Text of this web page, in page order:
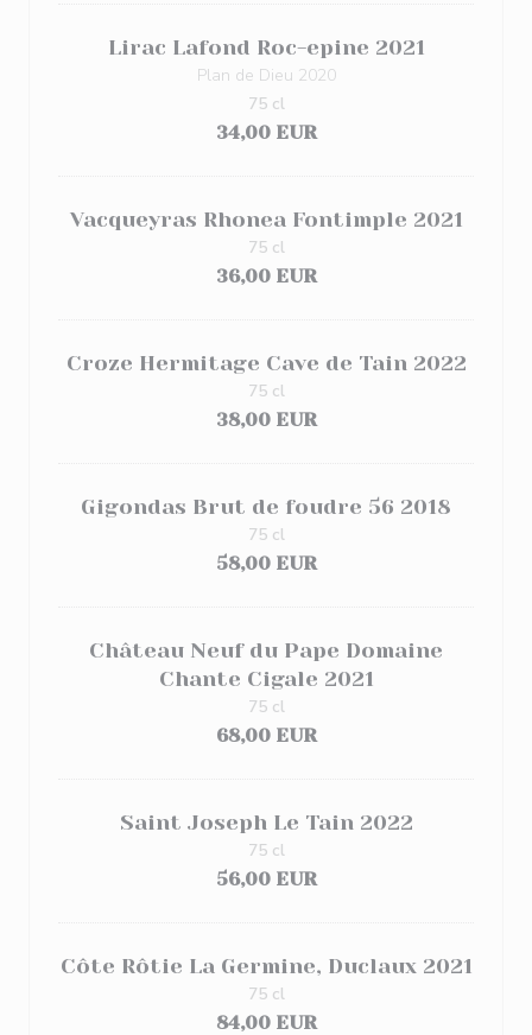
Lirac Lafond Roc-epine 2021
Plan de Dieu 2020
34,00 EUR
75 cl
Vacqueyras Rhonea Fontimple 2021
36,00 EUR
75 cl
Croze Hermitage Cave de Tain 2022
38,00 EUR
75 cl
Gigondas Brut de foudre 56 2018
58,00 EUR
75 cl
Château Neuf du Pape Domaine
Chante Cigale 2021
68,00 EUR
75 cl
Saint Joseph Le Tain 2022
56,00 EUR
75 cl
Côte Rôtie La Germine, Duclaux 2021
84,00 EUR
75 cl